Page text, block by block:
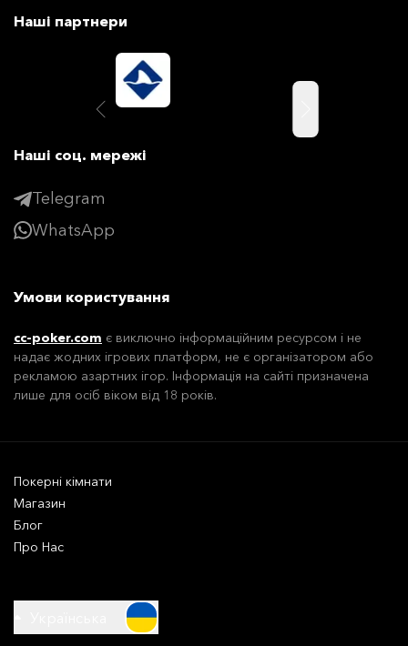
Наші партнери
Наші соц. мережі
Telegram
WhatsApp
Умови користування
cc-poker.com є виключно інформаційним ресурсом і не
надає жодних ігрових платформ, не є організатором або
рекламою азартних ігор. Інформація на сайті призначена
лише для осіб віком від 18 років.
Покерні кімнати
Магазин
Блог
Про Нас